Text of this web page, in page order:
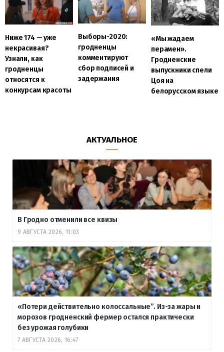
Ниже 174 — уже
некрасивая?
Узнали, как
гродненцы
относятся к
конкурсам красоты
Выборы-2020:
гродненцы
комментируют
сбор подписей и
задержания
«Мы жадаем
перамен».
Гродненские
выпускники спели
Цоя на
белорусском языке
АКТУАЛЬНОЕ
В Гродно отменили все квизы
9 АВГУСТА 2026, 11:03
«Потери действительно колоссальные”. Из-за жары и
морозов гродненский фермер остался практически
без урожая голубики
7 АВГУСТА 2026, 16:47